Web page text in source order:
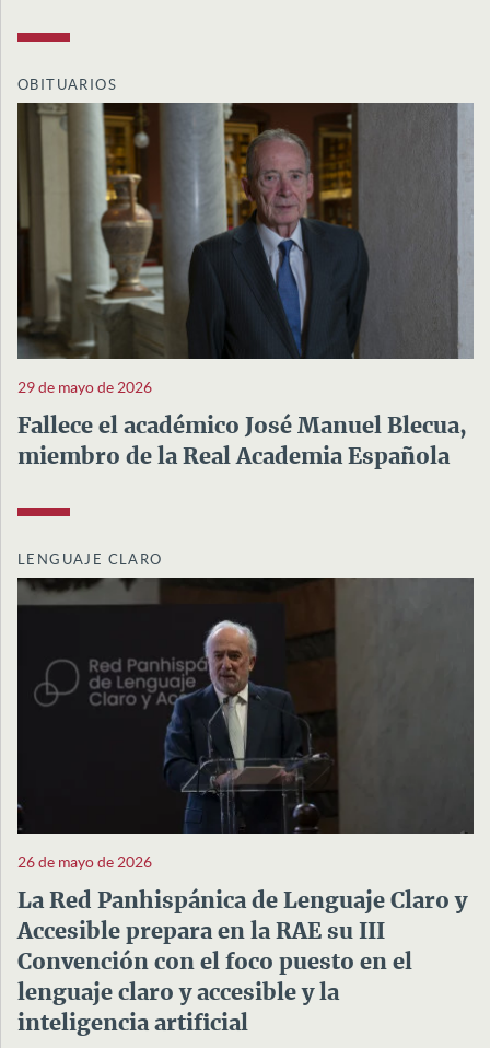
OBITUARIOS
29 de mayo de 2026
Fallece el académico José Manuel Blecua,
miembro de la Real Academia Española
LENGUAJE CLARO
26 de mayo de 2026
La Red Panhispánica de Lenguaje Claro y
Accesible prepara en la RAE su III
Convención con el foco puesto en el
lenguaje claro y accesible y la
inteligencia artificial